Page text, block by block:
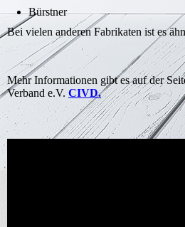
Bürstner
Bei vielen anderen Fabrikaten ist es
Mehr Informationen gibt es auf der
Verband e.V. CIVD.